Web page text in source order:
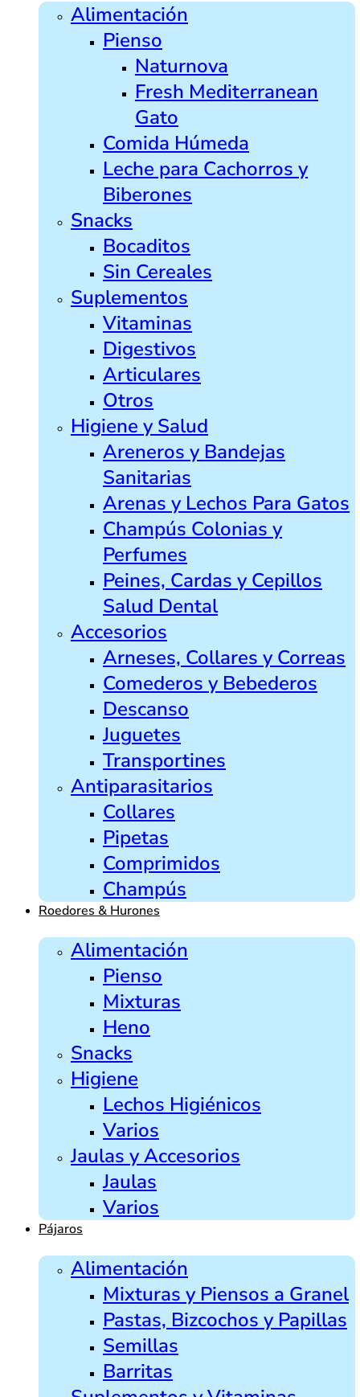
Alimentación
Pienso
Naturnova
Fresh Mediterranean
Gato
Comida Húmeda
Leche para Cachorros y
Biberones
Snacks
Bocaditos
Sin Cereales
Suplementos
Vitaminas
Digestivos
Articulares
Otros
Higiene y Salud
Areneros y Bandejas
Sanitarias
Arenas y Lechos Para Gatos
Champús Colonias y
Perfumes
Peines, Cardas y Cepillos
Salud Dental
Accesorios
Arneses, Collares y Correas
Comederos y Bebederos
Descanso
Juguetes
Transportines
Antiparasitarios
Collares
Pipetas
Comprimidos
Champús
Roedores & Hurones
Alimentación
Pienso
Mixturas
Heno
Snacks
Higiene
Lechos Higiénicos
Varios
Jaulas y Accesorios
Jaulas
Varios
Pájaros
Alimentación
Mixturas y Piensos a Granel
Pastas, Bizcochos y Papillas
Semillas
Barritas